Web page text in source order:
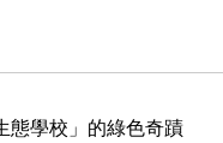
態學校」的綠色奇蹟